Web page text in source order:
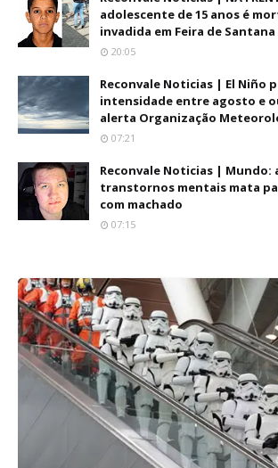
adolescente de 15 anos é
invadida em Feira de Santana
20:05
Reconvale Noticias | El
intensidade entre agosto e
alerta Organização
07:21
Reconvale Noticias | Mundo:
transtornos mentais mata
com machado
07:15